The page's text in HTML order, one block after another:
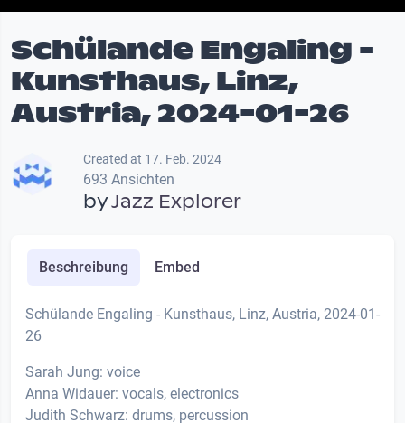
Schülande Engaling -
Kunsthaus, Linz,
Austria, 2024-01-26
Created at 17. Feb. 2024
693 Ansichten
byJazz Explorer
Beschreibung Embed
Schülande Engaling - Kunsthaus, Linz, Austria, 2024-01-
26
Sarah Jung: voice
Anna Widauer: vocals, electronics
Judith Schwarz: drums, percussion